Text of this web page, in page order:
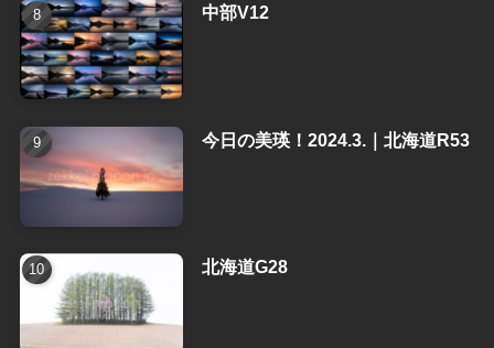
中部V12
今日の美瑛！2024.3.｜北海道R53
北海道G28